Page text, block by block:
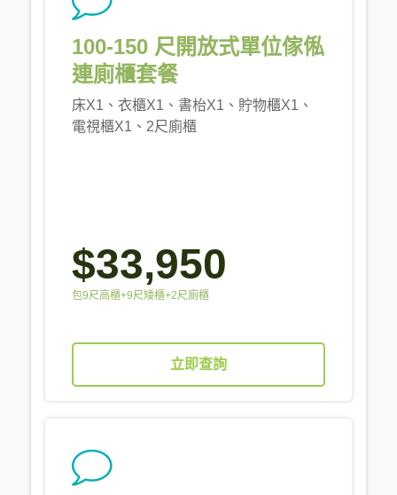
100-150 尺開放式單位傢俬
連廁櫃套餐
床X1、衣櫃X1、書枱X1、貯物櫃X1、
電視櫃X1、2尺廁櫃
$33,950
包9尺高櫃+9尺矮櫃+2尺廁櫃
立即查詢